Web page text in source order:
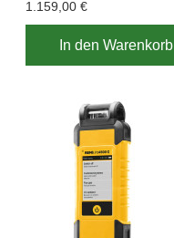
1.159,00 €
In den Warenkorb